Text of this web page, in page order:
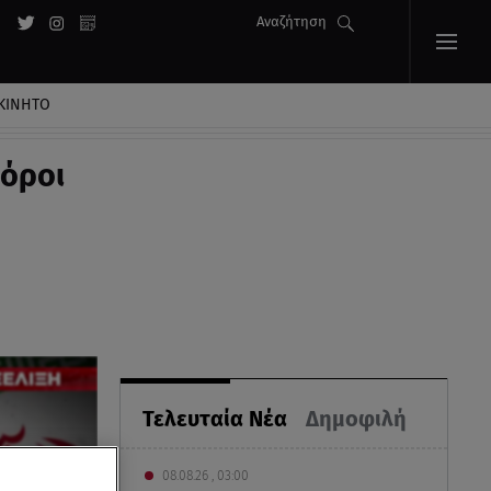
Αναζήτηση
Τελευταία Νέα Δημοφιλή
08.08.26 , 03:00